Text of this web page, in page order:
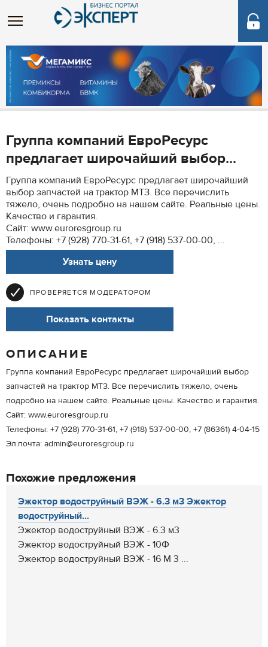
Группа компаний ЕвроРесурс
предлагает широчайший выбор...
Группа компаний ЕвроРесурс предлагает широчайший
выбор запчастей на трактор МТЗ. Все перечислить
тяжело, очень подробно на нашем сайте. Реальные цены.
Качество и гарантия.
Сайт: www.euroresgroup.ru
Телефоны: +7 (928) 770-31-61, +7 (918) 537-00-00, ...
Узнать цену
ПРОВЕРЯЕТСЯ МОДЕРАТОРОМ
Показать контакты
ОПИСАНИЕ
Группа компаний ЕвроРесурс предлагает широчайший выбор
запчастей на трактор МТЗ. Все перечислить тяжело, очень
подробно на нашем сайте. Реальные цены. Качество и гарантия.
Сайт: www.euroresgroup.ru
Телефоны: +7 (928) 770-31-61, +7 (918) 537-00-00, +7 (86361) 4-04-15
Эл.почта: admin@euroresgroup.ru
Похожие предложения
Эжектор водоструйный ВЭЖ - 6.3 м3 Эжектор
водоструйный...
Эжектор водоструйный ВЭЖ - 6.3 м3
Эжектор водоструйный ВЭЖ - 10Ф
Эжектор водоструйный ВЭЖ - 16 М 3 ...